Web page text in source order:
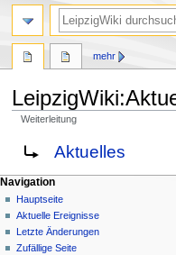
LeipzigWiki:
Weiterleitung
Zur
Navigation
springen
Zur
Suche
springen
Weiterleitung nach:
Aktuelles
mehr
Navigation
Hauptseite
Aktuelle Ereignisse
Letzte Änderungen
Zufällige Seite